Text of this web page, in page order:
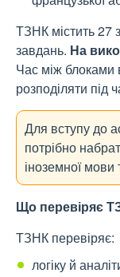
ТЗНК містить 27
завдань. На
Час між блоками
розподіляти під
Для вступу до
потрібно
іноземної
Що перевіряє
ТЗНК перевіряє:
логіку й